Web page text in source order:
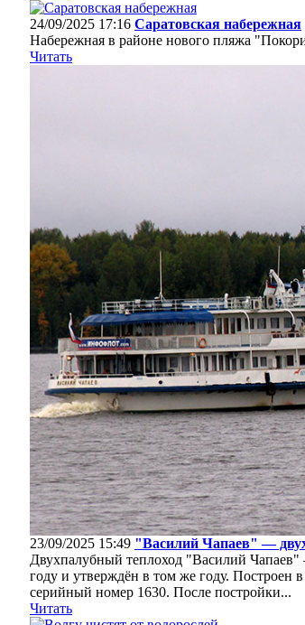
24/09/2025 17:16 Саратовская набережная
Набережная в районе нового пляжа
Читать
23/09/2025 15:49 "Василий Чапаев" —
Двухпалубный теплоход "Василий
году и утверждён в том же году. Построен
серийный номер 1630. После постройки...
Читать